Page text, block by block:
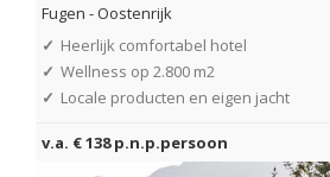
Fugen -Oostenrijk
✓ Heerlijk comfortabel hotel
✓ Wellness op 2.800 m2
✓ Locale producten en eigen jacht
v.a. € 138 p.n.p.persoon